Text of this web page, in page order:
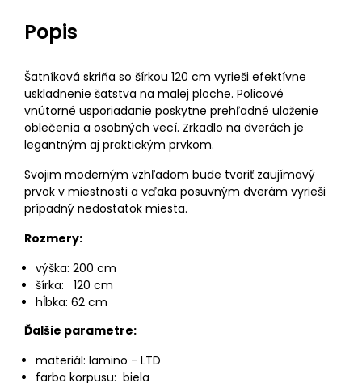
Popis
Šatníková skriňa so šírkou 120 cm vyrieši efektívne
uskladnenie šatstva na malej ploche. Policové
vnútorné usporiadanie poskytne prehľadné uloženie
oblečenia a osobných vecí. Zrkadlo na dverách je
legantným aj praktickým prvkom.
Svojim moderným vzhľadom bude tvoriť zaujímavý
prvok v miestnosti a vďaka posuvným dverám vyrieši
prípadný nedostatok miesta.
Rozmery:
výška: 200 cm
šírka: 120 cm
hĺbka: 62 cm
Ďalšie parametre:
materiál: lamino - LTD
farba korpusu: biela